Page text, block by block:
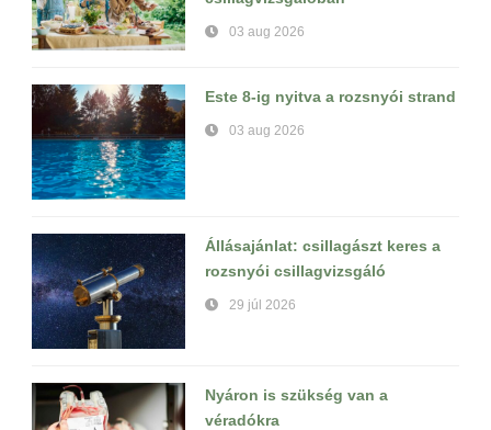
03 aug 2026
Este 8-ig nyitva a rozsnyói strand
03 aug 2026
Állásajánlat: csillagászt keres a
rozsnyói csillagvizsgáló
29 júl 2026
Nyáron is szükség van a
véradókra